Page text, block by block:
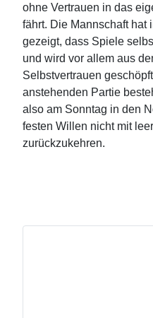
ohne Vertrauen in das
fährt. Die Mannschaft hat
gezeigt, dass Spiele
und wird vor allem aus
Selbstvertrauen
anstehenden Partie
also am Sonntag in den
festen Willen nicht mit
zurückzukehren.